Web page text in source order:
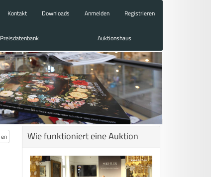
Kontakt Downloads Anmelden Registrieren
Preisdatenbank Auktionshaus
en Wie funktioniert eine Auktion